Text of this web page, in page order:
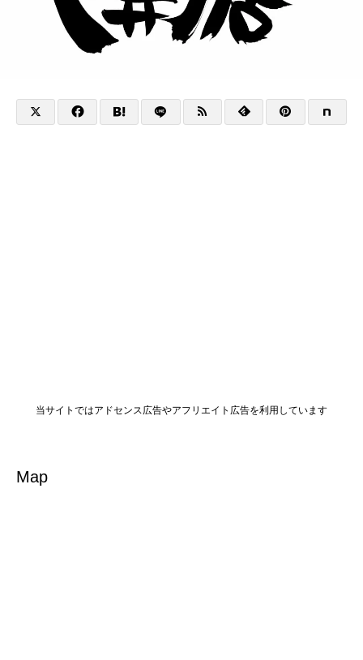
当サイトではアドセンス広告やアフリエイト広告を利用しています
Map